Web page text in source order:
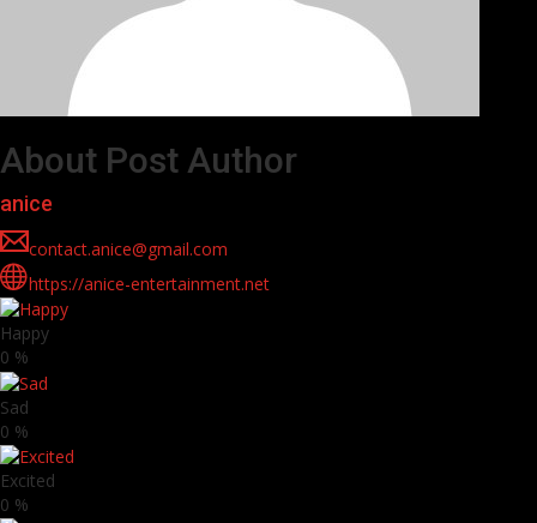
About Post Author
anice
contact.anice@gmail.com
https://anice-entertainment.net
Happy
0 %
Sad
0 %
Excited
0 %